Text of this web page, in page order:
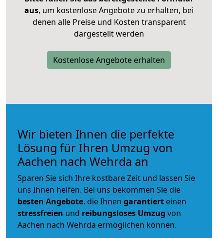
aus, um kostenlose Angebote zu erhalten, bei
denen alle Preise und Kosten transparent
dargestellt werden
Kostenlose Angebote erhalten
Wir bieten Ihnen die perfekte
Lösung für Ihren Umzug von
Aachen nach Wehrda an
Sparen Sie sich Ihre kostbare Zeit und lassen Sie
uns Ihnen helfen. Bei uns bekommen Sie die
besten Angebote, die Ihnen garantiert einen
stressfreien und reibungsloses Umzug von
Aachen nach Wehrda ermöglichen können.